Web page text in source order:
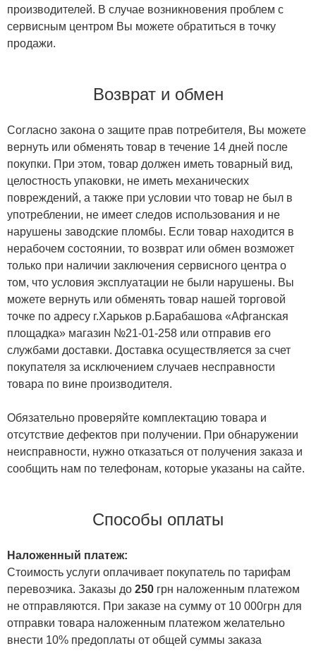
производителей. В случае возникновения проблем с
сервисным центром Вы можете обратиться в точку
продажи.
Возврат и обмен
Согласно закона о защите прав потребителя, Вы можете
вернуть или обменять товар в течение 14 дней после
покупки. При этом, товар должен иметь товарный вид,
целостность упаковки, не иметь механических
повреждений, а также при условии что товар не был в
употреблении, не имеет следов использования и не
нарушены заводские пломбы. Если товар находится в
нерабочем состоянии, то возврат или обмен возможет
только при наличии заключения сервисного центра о
том, что условия эксплуатации не были нарушены. Вы
можете вернуть или обменять товар нашей торговой
точке по адресу г.Харьков р.Барабашова «Афганская
площадка» магазин №21-01-258 или отправив его
службами доставки. Доставка осуществляется за счет
покупателя за исключением случаев несправности
товара по вине производителя.
Обязательно проверяйте комплектацию товара и
отсутствие дефектов при получении. При обнаружении
неисправности, нужно отказаться от получения заказа и
сообщить нам по телефонам, которые указаны на сайте.
Способы оплаты
Наложенный платеж:
Стоимость услуги оплачивает покупатель по тарифам
перевозчика. Заказы до 250 грн наложенным платежом
не отправляются. При заказе на сумму от 10 000грн для
отправки товара наложенным платежом желательно
внести 10% предоплаты от общей суммы заказа